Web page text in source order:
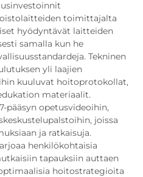
toimittajalta
hyödyntävät laitteiden
samalla kun he
Tekninen
yli laajien
kuuluvat hoitoprotokollat,
materiaalit.
pääsyn opetusvideoihin,
joissa
ja ratkaisuja.
henkilökohtaisia
tapauksiin auttaen
hoitostrategioita